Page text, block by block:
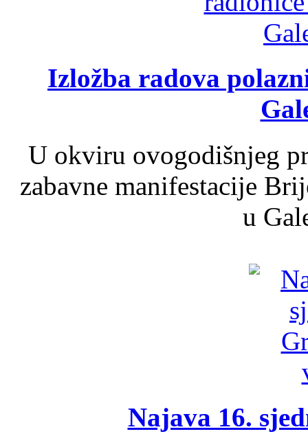
Izložba radova
U okviru ovogodišnjeg
zabavne manifestacije
u
Najava 16.